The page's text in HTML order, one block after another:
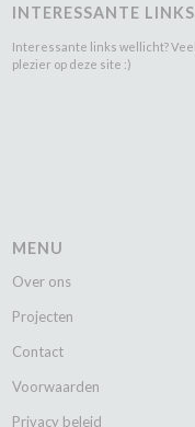
INTERESSANTE LINKS
Interessante links wellicht? Veel
plezier op deze site :)
MENU
Over ons
Projecten
Contact
Voorwaarden
Privacy beleid